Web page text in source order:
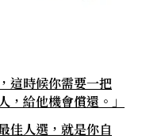
這時候你需要一把
，給他機會償還。」
佳人選，就是你自